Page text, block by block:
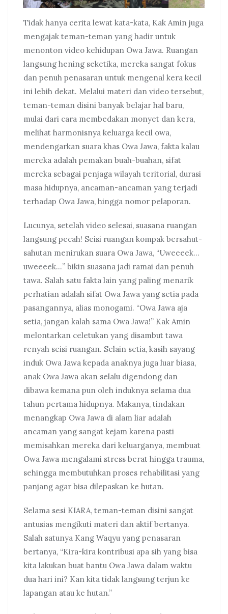
Tidak hanya cerita lewat kata-kata, Kak Amin juga
mengajak teman-teman yang hadir untuk
menonton video kehidupan Owa Jawa. Ruangan
langsung hening seketika, mereka sangat fokus
dan penuh penasaran untuk mengenal kera kecil
ini lebih dekat. Melalui materi dan video tersebut,
teman-teman disini banyak belajar hal baru,
mulai dari cara membedakan monyet dan kera,
melihat harmonisnya keluarga kecil owa,
mendengarkan suara khas Owa Jawa, fakta kalau
mereka adalah pemakan buah-buahan, sifat
mereka sebagai penjaga wilayah teritorial, durasi
masa hidupnya, ancaman-ancaman yang terjadi
terhadap Owa Jawa, hingga nomor pelaporan.
Lucunya, setelah video selesai, suasana ruangan
langsung pecah! Seisi ruangan kompak bersahut-
sahutan menirukan suara Owa Jawa, “Uweeeek…
uweeeek…” bikin suasana jadi ramai dan penuh
tawa. Salah satu fakta lain yang paling menarik
perhatian adalah sifat Owa Jawa yang setia pada
pasangannya, alias monogami. “Owa Jawa aja
setia, jangan kalah sama Owa Jawa!” Kak Amin
melontarkan celetukan yang disambut tawa
renyah seisi ruangan. Selain setia, kasih sayang
induk Owa Jawa kepada anaknya juga luar biasa,
anak Owa Jawa akan selalu digendong dan
dibawa kemana pun oleh induknya selama dua
tahun pertama hidupnya. Makanya, tindakan
menangkap Owa Jawa di alam liar adalah
ancaman yang sangat kejam karena pasti
memisahkan mereka dari keluarganya, membuat
Owa Jawa mengalami stress berat hingga trauma,
sehingga membutuhkan proses rehabilitasi yang
panjang agar bisa dilepaskan ke hutan.
Selama sesi KIARA, teman-teman disini sangat
antusias mengikuti materi dan aktif bertanya.
Salah satunya Kang Waqyu yang penasaran
bertanya, “Kira-kira kontribusi apa sih yang bisa
kita lakukan buat bantu Owa Jawa dalam waktu
dua hari ini? Kan kita tidak langsung terjun ke
lapangan atau ke hutan.”